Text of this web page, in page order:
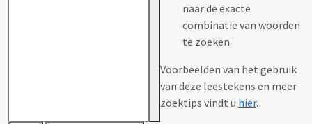
naar de exacte
combinatie van woorden
te zoeken.
Voorbeelden van het gebruik
van deze leestekens en meer
zoektips vindt u hier.